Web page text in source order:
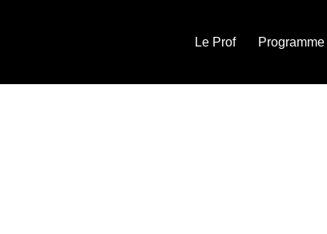
Le Prof Programme